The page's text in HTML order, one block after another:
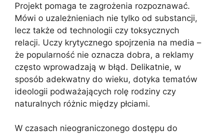
Projekt pomaga te zagrożenia rozpoznawać.
Mówi o uzależnieniach nie tylko od substancji,
lecz także od technologii czy toksycznych
relacji. Uczy krytycznego spojrzenia na media –
że popularność nie oznacza dobra, a reklamy
często wprowadzają w błąd. Delikatnie, w
sposób adekwatny do wieku, dotyka tematów
ideologii podważających rolę rodziny czy
naturalnych różnic między płciami.
W czasach nieograniczonego dostępu do